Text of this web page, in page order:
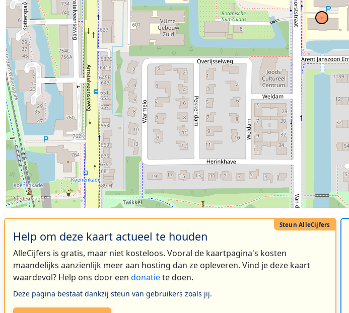
Help om deze kaart actueel te houden
AlleCijfers is gratis, maar niet kosteloos. Vooral de kaartpagina's kosten
maandelijks aanzienlijk meer aan hosting dan ze opleveren. Vind je deze kaart
waardevol? Help ons door een donatiete doen.
Deze pagina bestaat dankzij steun van gebruikers zoals jij.